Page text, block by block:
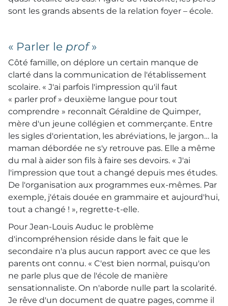
sont les grands absents de la relation foyer – école.
« Parler le prof»
Côté famille, on déplore un certain manque de
clarté dans la communication de l'établissement
scolaire. « J'ai parfois l'impression qu'il faut
« parler prof » deuxième langue pour tout
comprendre » reconnaît Géraldine de Quimper,
mère d'un jeune collégien et commerçante. Entre
les sigles d'orientation, les abréviations, le jargon… la
maman débordée ne s'y retrouve pas. Elle a même
du mal à aider son fils à faire ses devoirs. « J'ai
l'impression que tout a changé depuis mes études.
De l'organisation aux programmes eux-mêmes. Par
exemple, j'étais douée en grammaire et aujourd'hui,
tout a changé ! », regrette-t-elle.
Pour Jean-Louis Auduc le problème
d'incompréhension réside dans le fait que le
secondaire n'a plus aucun rapport avec ce que les
parents ont connu. « C'est bien normal, puisqu'on
ne parle plus que de l'école de manière
sensationnaliste. On n'aborde nulle part la scolarité.
Je rêve d'un document de quatre pages, comme il